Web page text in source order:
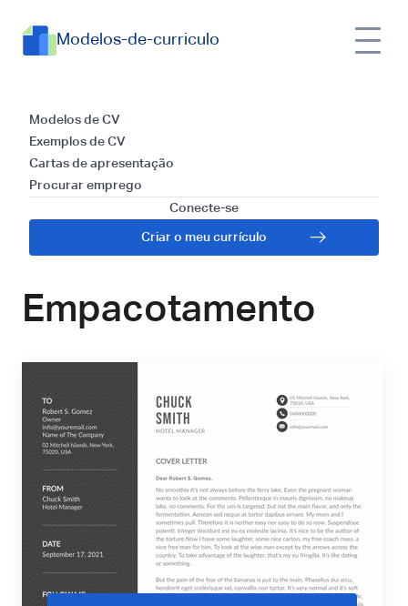
Modelos-de-curriculo
Modelos de CV
Exemplos de CV
Cartas de apresentação
Procurar emprego
Conecte-se
Criar o meu currículo
Modelos e Guia para
Escrever uma Carta
de Apresentação
para Operador de
Empacotamento